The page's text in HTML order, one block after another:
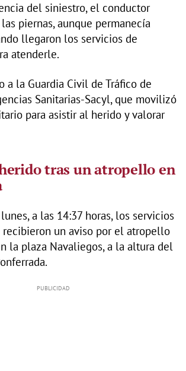
del siniestro, el conductor
piernas, aunque permanecía
llegaron los servicios de
atenderle.
a la Guardia Civil de Tráfico de
Sanitarias-Sacyl, que movilizó
para asistir al herido y valorar
tras un atropello en
a las 14:37 horas, los servicios
recibieron un aviso por el atropello
la plaza Navaliegos, a la altura del